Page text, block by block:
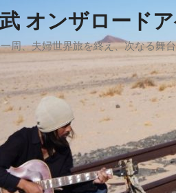
オンザロード
周、夫婦世界旅を終え、次なる舞